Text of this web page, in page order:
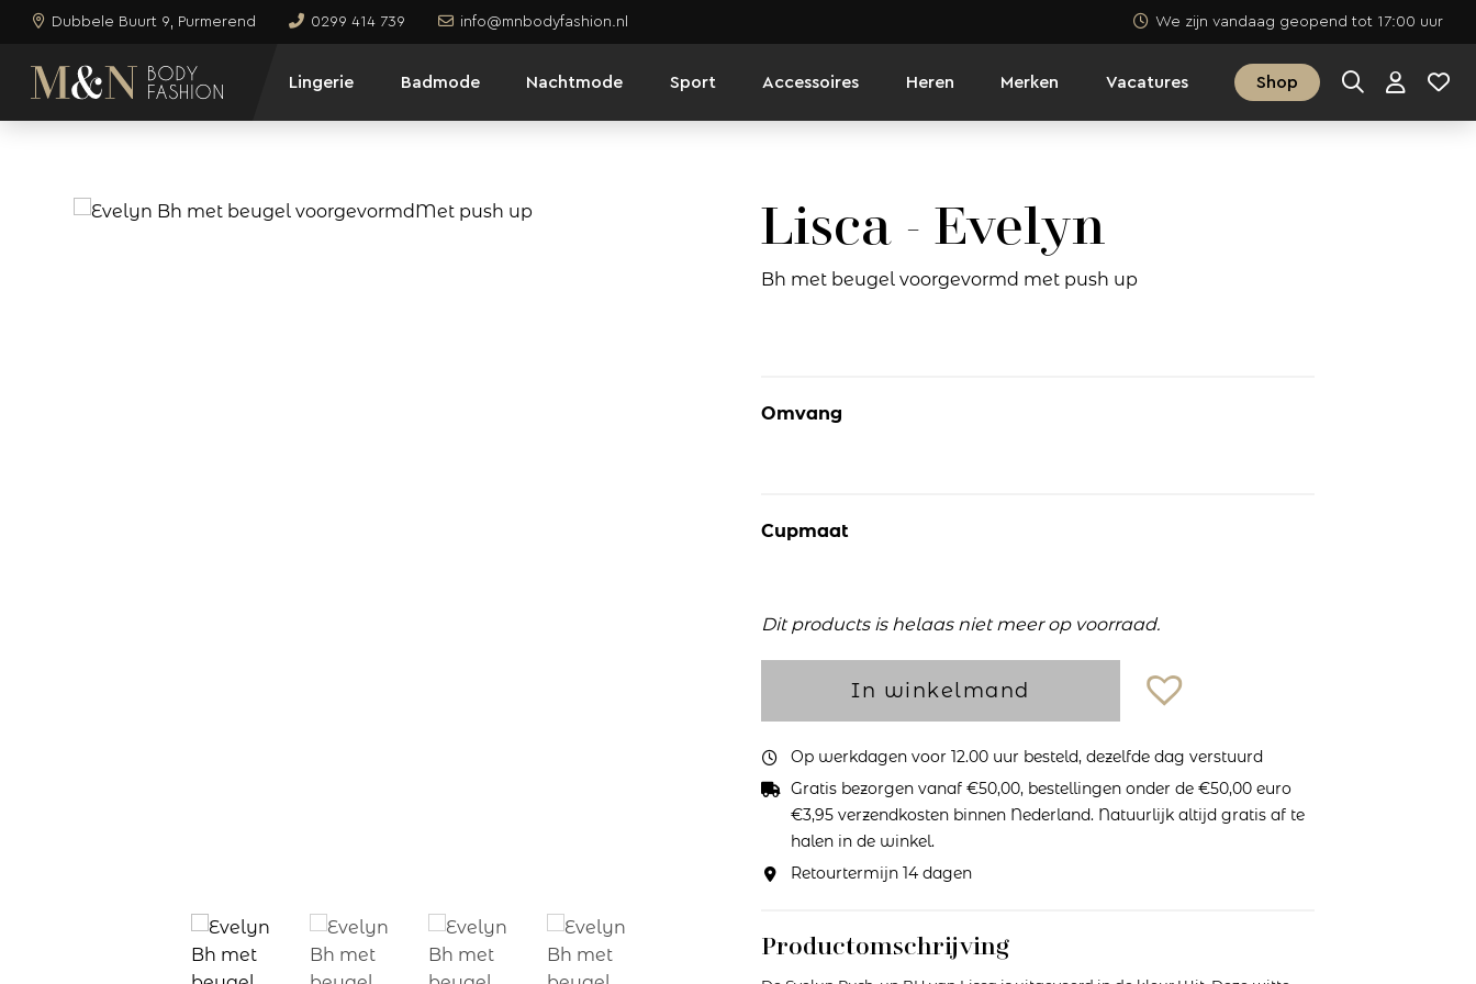
Dubbele Buurt 9, Purmerend 0299 414 739 info@mnbodyfashion.nl We zijn vandaag geopend tot 17:00 uur
Lingerie Badmode Nachtmode Sport Accessoires Heren Merken Vacatures Shop
Lisca - Evelyn
Bh met beugel voorgevormd met push up
Omvang
Cupmaat
Dit products is helaas niet meer op voorraad.
In winkelmand
Op werkdagen voor 12.00 uur besteld, dezelfde dag verstuurd
Gratis bezorgen vanaf €50,00, bestellingen onder de €50,00 euro
€3,95 verzendkosten binnen Nederland. Natuurlijk altijd gratis af te
halen in de winkel.
Retourtermijn 14 dagen
Productomschrijving